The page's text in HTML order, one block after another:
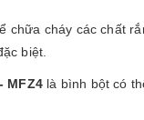
chữa cháy các chất
biệt.
MFZ4 là bình bột có